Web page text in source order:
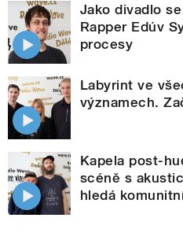
Jako divadlo
Rapper Edúv
procesy
Labyrint ve
významech.
Kapela post-
scéně s
hledá